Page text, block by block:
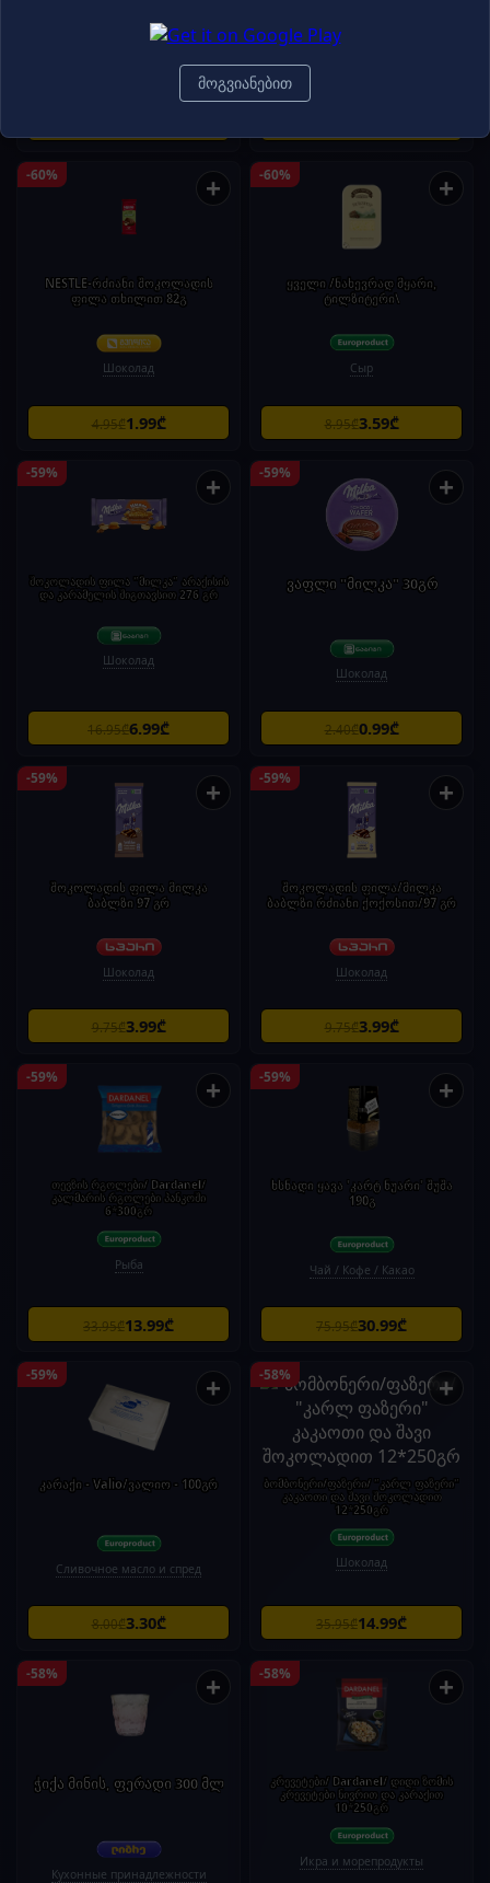
-60% +
NESTLE-რძიანი შოკოლადის
ფილა თხილით 82გ
Шоколад
4.95₾1.99₾
-60% +
ყველი /ნახევრად მყარი,
ტილზიტერი\
Сыр
8.95₾3.59₾
-59% +
შოკოლადის ფილა "მილკა" არაქისის
და კარამელის შიგთავსით 276 გრ
Шоколад
16.95₾6.99₾
-59% +
ვაფლი "მილკა" 30გრ
Шоколад
2.40₾0.99₾
-59% +
შოკოლადის ფილა მილკა
ბაბლზი 97 გრ
Шоколад
9.75₾3.99₾
-59% +
შოკოლადის ფილა/მილკა
ბაბლზი რძიანი ქოქოსით/97 გრ
Шоколад
9.75₾3.99₾
-59% +
თევზის რგოლები/ Dardanel/
კალმარის რგოლები პანკოში
6*300გრ
Рыба
33.95₾13.99₾
-59% +
ხსნადი ყავა 'კარტ ნუარი' შუშა
190გ
Чай / Кофе / Какао
75.95₾30.99₾
-59% +
კარაქი - Valio/ვალიო - 100გრ
Сливочное масло и спред
8.00₾3.30₾
-58% +
ბომბონერი/ფაზერი/ "კარლ ფაზერი"
კაკაოთი და შავი შოკოლადით
12*250გრ
Шоколад
35.95₾14.99₾
-58% +
ჭიქა მინის, ფერადი 300 მლ
Кухонные принадлежности
-58% +
კრევეტები/ Dardanel/ დიდი ზომის
კრევეტები ნივრით და კარაქით
10*250გრ
Икра и морепродукты
მოგვიანებით